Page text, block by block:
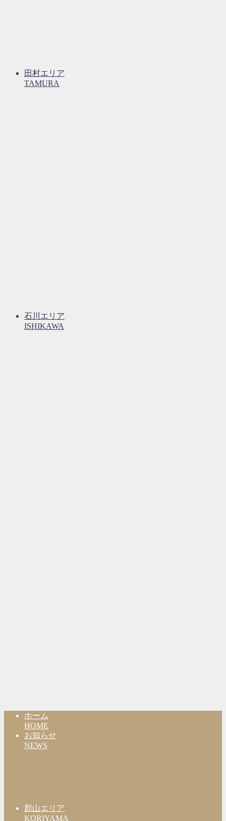
田村エリア
TAMURA
石川エリア
ISHIKAWA
ホーム
HOME
お知らせ
NEWS
郡山エリア
KORIYAMA